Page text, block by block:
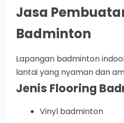
Jasa
Badminton
Lapangan badminton
lantai yang nyaman dan
Jenis Flooring
Vinyl badminton